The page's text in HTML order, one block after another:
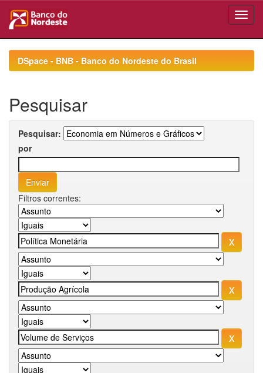
navigationDSpace - BNB - Banco do Nordeste do Brasil
Pesquisar
Pesquisar:
por
Filtros correntes: